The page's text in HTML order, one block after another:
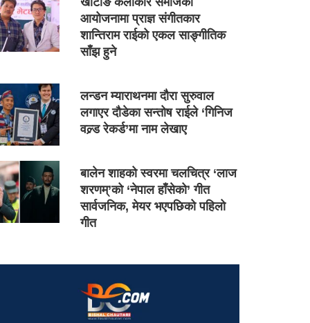
आयोजनामा प्राज्ञ संगीतकार
शान्तिराम राईको एकल साङ्गीतिक
साँझ हुने
लन्डन म्याराथनमा दौरा सुरुवाल
लगाएर दौडेका सन्तोष राईले ‘गिनिज
वल्र्ड रेकर्ड’मा नाम लेखाए
बालेन शाहको स्वरमा चलचित्र ‘लाज
शरणम्’को ‘नेपाल हाँसेको’ गीत
सार्वजनिक, मेयर भएपछिको पहिलो
गीत